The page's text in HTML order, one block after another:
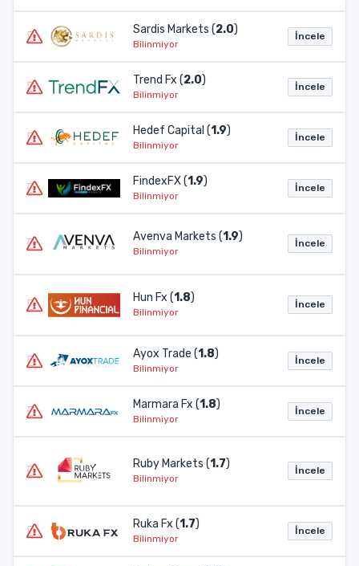
Sardis Markets (2.0)
Bilinmiyor
İncele
Trend Fx (2.0)
Bilinmiyor
İncele
Hedef Capital (1.9)
Bilinmiyor
İncele
FindexFX (1.9)
Bilinmiyor
İncele
Avenva Markets (1.9)
Bilinmiyor
İncele
Hun Fx (1.8)
Bilinmiyor
İncele
Ayox Trade (1.8)
Bilinmiyor
İncele
Marmara Fx (1.8)
Bilinmiyor
İncele
Ruby Markets (1.7)
Bilinmiyor
İncele
Ruka Fx (1.7)
Bilinmiyor
İncele